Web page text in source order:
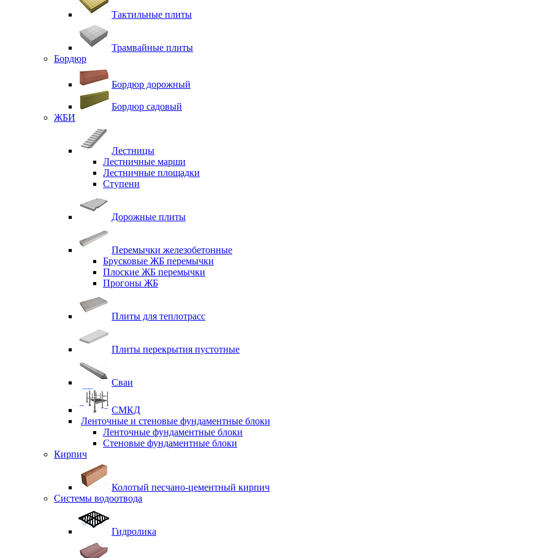
Тактильные плиты
Трамвайные плиты
Бордюр
Бордюр дорожный
Бордюр садовый
ЖБИ
Лестницы
Лестничные марши
Лестничные площадки
Ступени
Дорожные плиты
Перемычки железобетонные
Брусковые ЖБ перемычки
Плоские ЖБ перемычки
Прогоны ЖБ
Плиты для теплотрасс
Плиты перекрытия пустотные
Сваи
СМКД
Ленточные и стеновые фундаментные блоки
Ленточные фундаментные блоки
Стеновые фундаментные блоки
Кирпич
Колотый песчано-цементный кирпич
Системы водоотвода
Гидролика